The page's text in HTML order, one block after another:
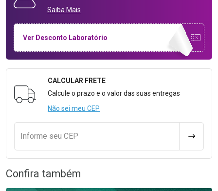
Saiba Mais
Ver Desconto Laboratório
Formulário para Calcular o Frete
CALCULAR FRETE
Calcule o prazo e o valor das suas entregas
Não sei meu CEP
Informe seu CEP
Confira também